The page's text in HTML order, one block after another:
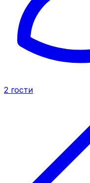
2 гости